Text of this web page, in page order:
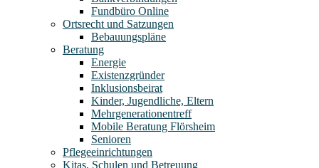
Fundbüro Online
Ortsrecht und Satzungen
Bebauungspläne
Beratung
Energie
Existenzgründer
Inklusionsbeirat
Kinder, Jugendliche, Eltern
Mehrgenerationentreff
Mobile Beratung Flörsheim
Senioren
Pflegeeinrichtungen
Kitas, Schulen und Betreuung